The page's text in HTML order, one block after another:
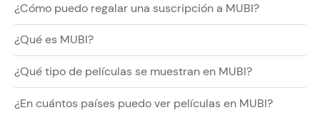
¿Cómo puedo regalar una suscripción a MUBI?
¿Qué es MUBI?
¿Qué tipo de películas se muestran en MUBI?
¿En cuántos países puedo ver películas en MUBI?